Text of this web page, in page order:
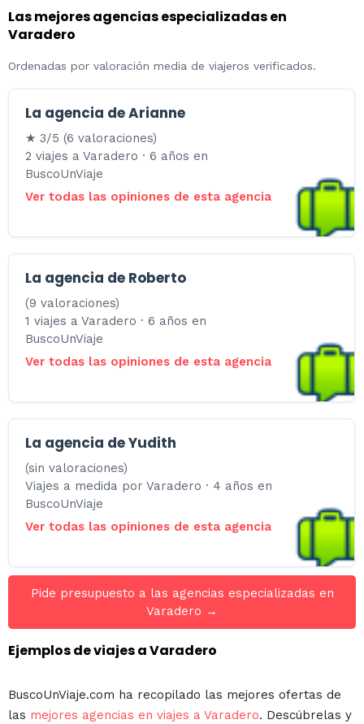
Las mejores agencias especializadas en
Varadero
Ordenadas por valoración media de viajeros verificados.
La agencia de Arianne
★ 3/5 (6 valoraciones)
2 viajes a Varadero · 6 años en
BuscoUnViaje
Ver todas las opiniones de esta agencia
La agencia de Roberto
(9 valoraciones)
1 viajes a Varadero · 6 años en
BuscoUnViaje
Ver todas las opiniones de esta agencia
La agencia de Yudith
(sin valoraciones)
Viajes a medida por Varadero · 4 años en
BuscoUnViaje
Ver todas las opiniones de esta agencia
Pide presupuesto a las agencias especializadas en
Varadero →
Ejemplos de viajes a Varadero
BuscoUnViaje.com ha recopilado las mejores ofertas de
las mejores agencias en viajes a Varadero. Descúbrelas y